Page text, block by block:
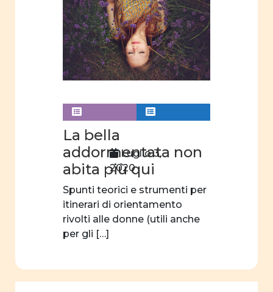
paternità
immagini
riviste
online
Articoli
progetto
formativo
linguaggio
La bella
addormentata non
abita più qui
Spunti teorici e strumenti per
itinerari di orientamento
rivolti alle donne (utili anche
per gli […]
Luglio 3,
2020